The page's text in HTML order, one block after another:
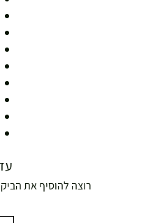
רוצה להוסיף את